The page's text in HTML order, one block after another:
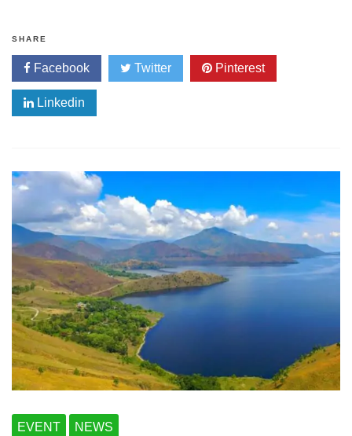
SHARE
Facebook Twitter Pinterest
Linkedin
EVENT NEWS